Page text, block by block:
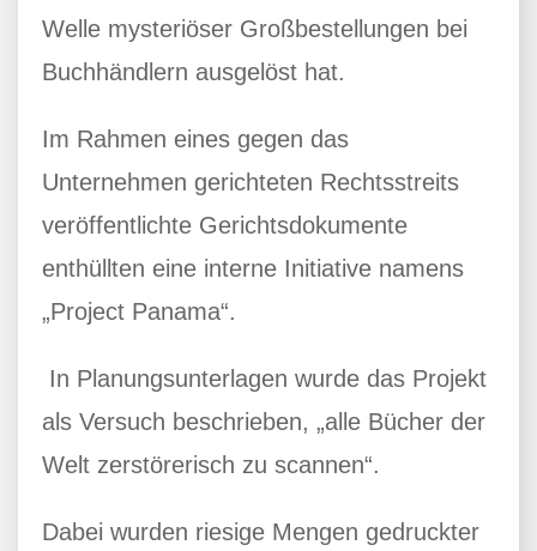
Welle mysteriöser Großbestellungen bei
Buchhändlern ausgelöst hat.
Im Rahmen eines gegen das
Unternehmen gerichteten Rechtsstreits
veröffentlichte Gerichtsdokumente
enthüllten eine interne Initiative namens
„Project Panama“.
In Planungsunterlagen wurde das Projekt
als Versuch beschrieben, „alle Bücher der
Welt zerstörerisch zu scannen“.
Dabei wurden riesige Mengen gedruckter